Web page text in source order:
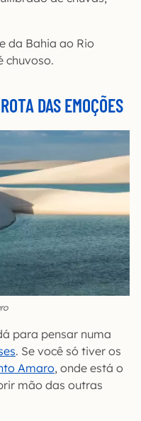
da Bahia ao Rio
chuvoso.
DAS EMOÇÕES
para pensar numa
. Se você só tiver os
Amaro, onde está o
mão das outras